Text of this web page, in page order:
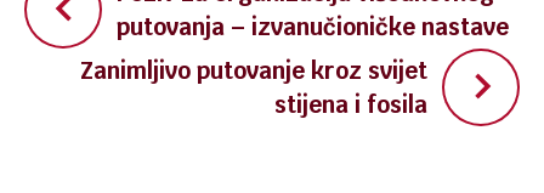
objavaputovanja – izvanučioničke nastave
Zanimljivo putovanje kroz svijet
stijena i fosila